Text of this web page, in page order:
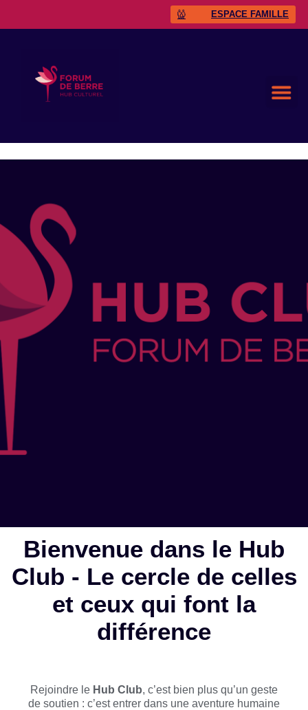
ESPACE FAMILLE
Bienvenue dans le Hub
Club - Le cercle de celles
et ceux qui font la
différence
Rejoindre le Hub Club, c’est bien plus qu’un geste
de soutien : c’est entrer dans une aventure humaine